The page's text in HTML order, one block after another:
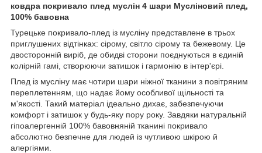
ковдра покривало плед муслін 4 шари Мусліновий плед,
100% бавовна
Турецьке покривало-плед із мусліну представлене в трьох
приглушених відтінках: сірому, світло сірому та бежевому. Це
двосторонній виріб, де обидві сторони поєднуються в єдиній
колірній гамі, створюючи затишок і гармонію в інтер'єрі.
Плед із мусліну має чотири шари ніжної тканини з повітряним
переплетенням, що надає йому особливої щільності та
м'якості. Такий матеріал ідеально дихає, забезпечуючи
комфорт і затишок у будь-яку пору року. Завдяки натуральній
гіпоалергенній 100% бавовняній тканині покривало
абсолютно безпечне для людей із чутливою шкірою й
алергіями.